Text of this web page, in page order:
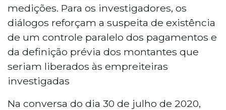
medições. Para os investigadores, os
diálogos reforçam a suspeita de existência
de um controle paralelo dos pagamentos e
da definição prévia dos montantes que
seriam liberados às empreiteiras
investigadas
Na conversa do dia 30 de julho de 2020,